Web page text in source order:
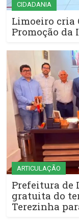
CIDADANIA
Limoeiro cria
Promoção da
ARTICULAÇÃO
Prefeitura de
gratuita do
Terezinha